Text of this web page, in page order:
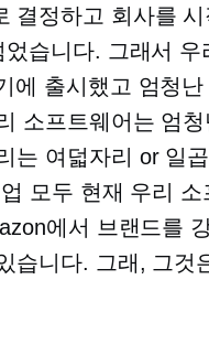
결정하고 회사를
습니다. 그래서 우
에 출시했고 엄청
소프트웨어는 엄
는 여덟자리 or 일
모두 현재 우리
에서 브랜드를
습니다. 그래, 그것